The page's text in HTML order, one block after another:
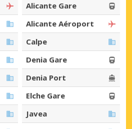
Alicante Gare
Alicante Aéroport
Calpe
Denia Gare
Denia Port
Elche Gare
Javea